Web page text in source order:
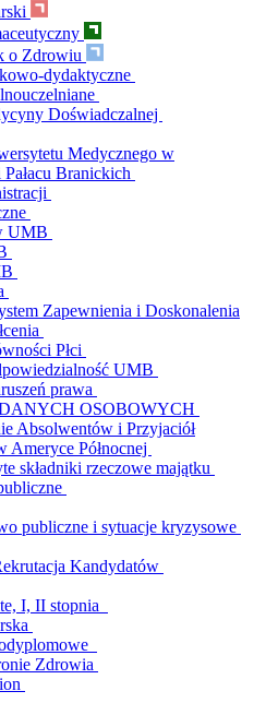
o Zdrowiu
dydaktyczne
Doświadczalnej
Medycznego w
Branickich
UMB
Zapewnienia i Doskonalenia
Płci
UMB
prawa
OSOBOWYCH
Absolwentów i Przyjaciół
Północnej
składniki rzeczowe majątku
publiczne i sytuacje kryzysowe
Kandydatów
I, II stopnia
Zdrowia